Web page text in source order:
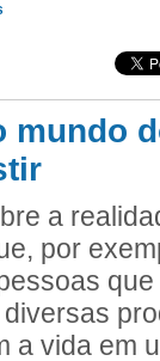
mundo
a
por
a vida em